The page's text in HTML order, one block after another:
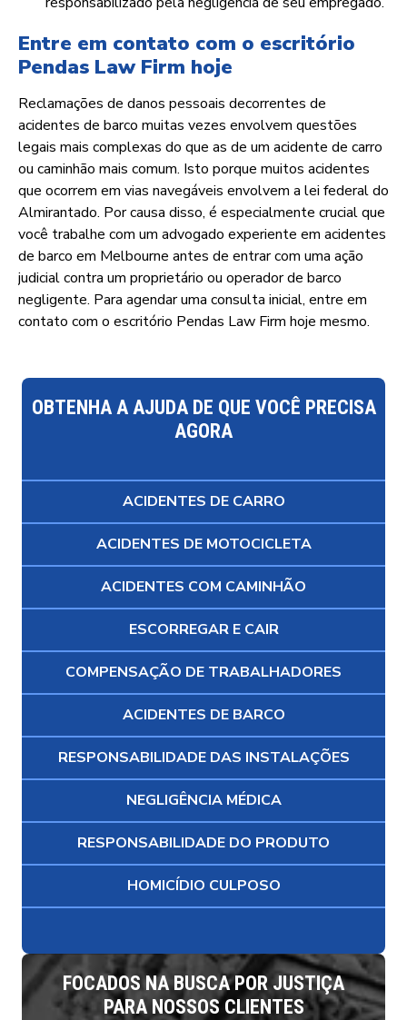
Entre em contato com o escritório
Pendas Law Firm hoje
Reclamações de danos pessoais decorrentes de
acidentes de barco muitas vezes envolvem questões
legais mais complexas do que as de um acidente de carro
ou caminhão mais comum. Isto porque muitos acidentes
que ocorrem em vias navegáveis envolvem a lei federal do
Almirantado. Por causa disso, é especialmente crucial que
você trabalhe com um advogado experiente em acidentes
de barco em Melbourne antes de entrar com uma ação
judicial contra um proprietário ou operador de barco
negligente. Para agendar uma consulta inicial, entre em
contato com o escritório Pendas Law Firm hoje mesmo.
OBTENHA A AJUDA DE QUE VOCÊ PRECISA
AGORA
ACIDENTES DE CARRO
ACIDENTES DE MOTOCICLETA
ACIDENTES COM CAMINHÃO
ESCORREGAR E CAIR
COMPENSAÇÃO DE TRABALHADORES
ACIDENTES DE BARCO
RESPONSABILIDADE DAS INSTALAÇÕES
NEGLIGÊNCIA MÉDICA
RESPONSABILIDADE DO PRODUTO
HOMICÍDIO CULPOSO
FOCADOS NA BUSCA POR JUSTIÇA
PARA NOSSOS CLIENTES